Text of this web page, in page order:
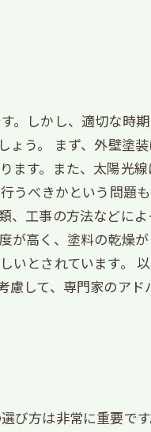
しかし、適切な時
う。 まず、外壁塗
す。また、太陽光
うべきかという問題
工事の方法などに
高く、塗料の乾燥
とされています。
して、専門家のア
方は非常に重要で